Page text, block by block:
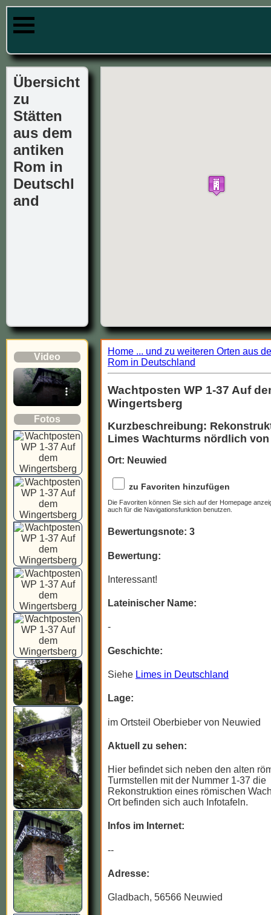
Übersicht
zu
Stätten
aus dem
antiken
Rom in
Deutschl
and
Video
Fotos
Home ... und zu weiteren Orten aus
Rom in Deutschland
Wachtposten WP 1-37 Auf
Wingertsberg
Kurzbeschreibung:
Limes Wachturms nördlich
Ort: Neuwied
zu Favoriten hinzufügen
Die Favoriten können Sie sich auf der Homepage
auch für die Navigationsfunktion benutzen.
Bewertungsnote: 3
Bewertung:
Interessant!
Lateinischer Name:
-
Geschichte:
Siehe Limes in Deutschland
Lage:
im Ortsteil Oberbieber von Neuwied
Aktuell zu sehen:
Hier befindet sich neben den alten
Turmstellen mit der Nummer 1-37 die
Rekonstruktion eines römischen
Ort befinden sich auch Infotafeln.
Infos im Internet:
--
Adresse:
Gladbach, 56566 Neuwied